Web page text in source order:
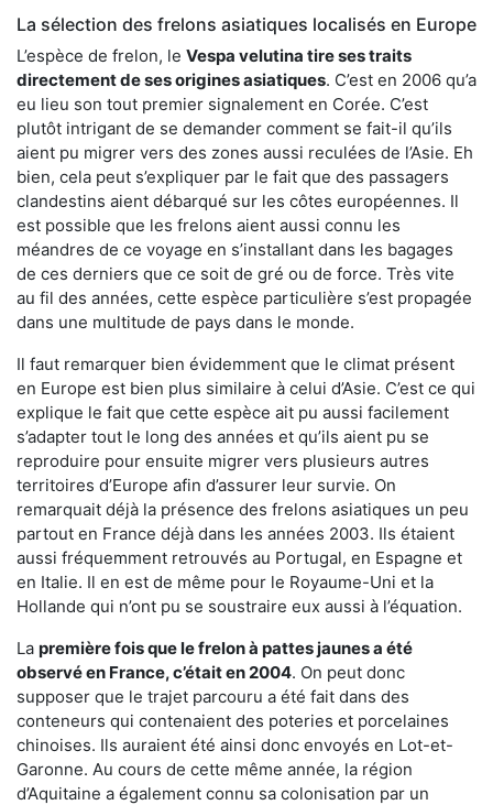
La sélection des frelons asiatiques localisés en Europe
L’espèce de frelon, le Vespa velutina tire ses traits
directement de ses origines asiatiques. C’est en 2006 qu’a
eu lieu son tout premier signalement en Corée. C’est
plutôt intrigant de se demander comment se fait-il qu’ils
aient pu migrer vers des zones aussi reculées de l’Asie. Eh
bien, cela peut s’expliquer par le fait que des passagers
clandestins aient débarqué sur les côtes européennes. Il
est possible que les frelons aient aussi connu les
méandres de ce voyage en s’installant dans les bagages
de ces derniers que ce soit de gré ou de force. Très vite
au fil des années, cette espèce particulière s’est propagée
dans une multitude de pays dans le monde.
Il faut remarquer bien évidemment que le climat présent
en Europe est bien plus similaire à celui d’Asie. C’est ce qui
explique le fait que cette espèce ait pu aussi facilement
s’adapter tout le long des années et qu’ils aient pu se
reproduire pour ensuite migrer vers plusieurs autres
territoires d’Europe afin d’assurer leur survie. On
remarquait déjà la présence des frelons asiatiques un peu
partout en France déjà dans les années 2003. Ils étaient
aussi fréquemment retrouvés au Portugal, en Espagne et
en Italie. Il en est de même pour le Royaume-Uni et la
Hollande qui n’ont pu se soustraire eux aussi à l’équation.
La première fois que le frelon à pattes jaunes a été
observé en France, c’était en 2004. On peut donc
supposer que le trajet parcouru a été fait dans des
conteneurs qui contenaient des poteries et porcelaines
chinoises. Ils auraient été ainsi donc envoyés en Lot-et-
Garonne. Au cours de cette même année, la région
d’Aquitaine a également connu sa colonisation par un